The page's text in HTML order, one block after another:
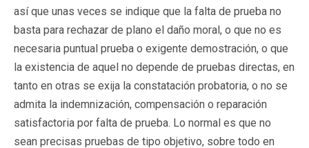
así que unas veces se indique que la falta de prueba no
basta para rechazar de plano el daño moral, o que no es
necesaria puntual prueba o exigente demostración, o que
la existencia de aquel no depende de pruebas directas, en
tanto en otras se exija la constatación probatoria, o no se
admita la indemnización, compensación o reparación
satisfactoria por falta de prueba. Lo normal es que no
sean precisas pruebas de tipo objetivo, sobre todo en